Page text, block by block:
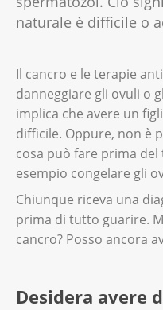
naturale è difficile o
Il cancro e le terapie
danneggiare gli ovuli o
implica che avere un
difficile. Oppure, non è
cosa può fare prima
esempio congelare gli
Chiunque riceva una
prima di tutto guarire.
cancro? Posso ancora
Desidera avere